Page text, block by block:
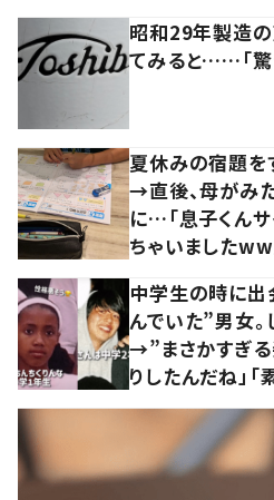
昭和29年製造
てみると……「驚
夏休みの宿題を
→直後、母がみ
に…「息子くん
ちゃいましたww
中学生の時に
んでいた”男女
→”まさかすぎ
りしたんだね」「